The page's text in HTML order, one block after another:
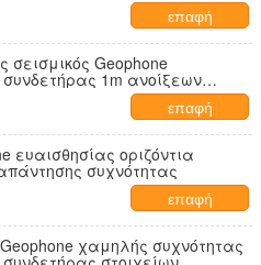
επαφή
σεισμικός Geophone
1m ανοίξεων
επαφή
ευαισθησίας οριζόντια
συχνότητας
επαφή
Geophone χαμηλής συχνότητας